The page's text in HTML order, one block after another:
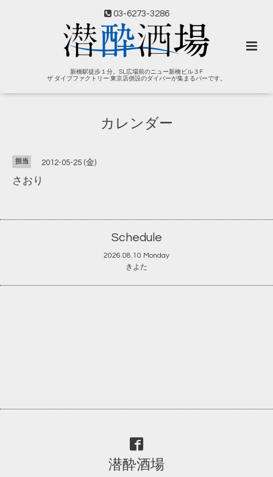
03-6273-3286
新橋駅徒歩１分。SL広場前のニュー新橋ビル３F
ザ ダイブファクトリー 東京店併設のダイバーが集まるバーです。
カレンダー
担当 2012-05-25 (金)
さおり
Schedule
2026.08.10 Monday
きよた
潜酔酒場